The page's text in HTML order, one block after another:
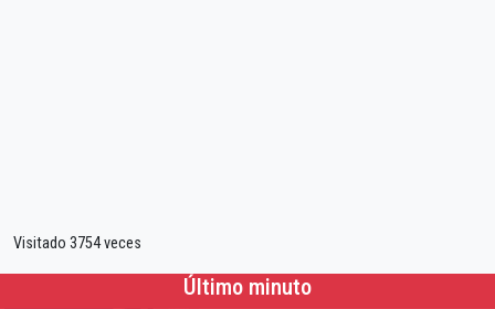
Visitado 3754 veces
Último minuto